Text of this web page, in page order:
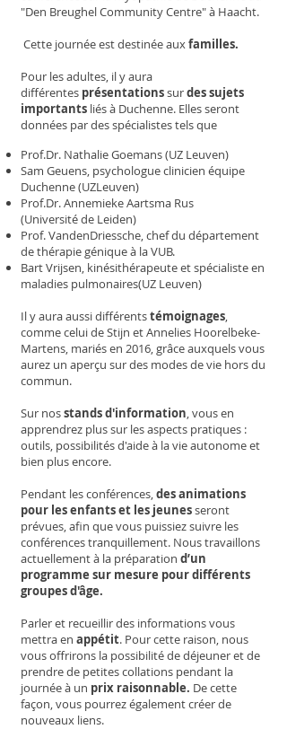
"Den Breughel Community Centre" à Haacht.
Cette journée est destinée auxfamilles.
Pour les adultes, il y aura
différentes présentationssurdes sujets
importants liés à Duchenne. Elles seront
données par des spécialistes tels que
Prof.Dr. Nathalie Goemans (UZ Leuven)
Sam Geuens, psychologue clinicien équipe
Duchenne (UZLeuven)
Prof.Dr. Annemieke Aartsma Rus
(Université de Leiden)
Prof. VandenDriessche, chef du département
de thérapie génique à la VUB.
Bart Vrijsen, kinésithérapeute et spécialiste en
maladies pulmonaires(UZ Leuven)
Il y aura aussi différentstémoignages,
comme celui de Stijn et Annelies Hoorelbeke-
Martens, mariés en 2016, grâce auxquels vous
aurez un aperçu sur des modes de vie hors du
commun.
Sur nosstands d'information, vous en
apprendrez plus sur les aspects pratiques :
outils, possibilités d'aide à la vie autonome et
bien plus encore.
Pendant les conférences,des animations
pour les enfants et les jeunesseront
prévues, afin que vous puissiez suivre les
conférences tranquillement. Nous travaillons
actuellement à la préparation d’un
programme sur mesure pour différents
groupes d'âge.
Parler et recueillir des informations vous
mettra en appétit. Pour cette raison, nous
vous offrirons la possibilité de déjeuner et de
prendre de petites collations pendant la
journée à un prix raisonnable. De cette
façon, vous pourrez également créer de
nouveaux liens.